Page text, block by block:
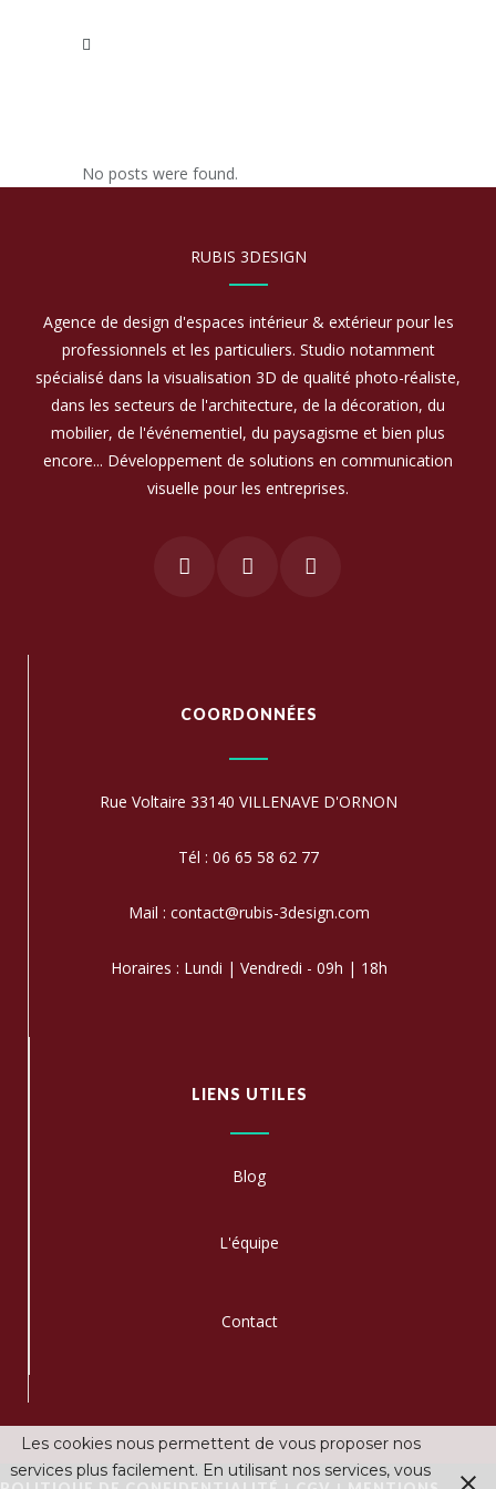
No posts were found.
RUBIS 3DESIGN
Agence de design d'espaces intérieur & extérieur pour les
professionnels et les particuliers. Studio notamment
spécialisé dans la visualisation 3D de qualité photo-réaliste,
dans les secteurs de l'architecture, de la décoration, du
mobilier, de l'événementiel, du paysagisme et bien plus
encore... Développement de solutions en communication
visuelle pour les entreprises.
COORDONNÉES
Rue Voltaire 33140 VILLENAVE D'ORNON
Tél : 06 65 58 62 77
Mail : contact@rubis-3design.com
Horaires : Lundi | Vendredi - 09h | 18h
LIENS UTILES
Blog
L'équipe
Contact
Les cookies nous permettent de vous proposer nos
services plus facilement. En utilisant nos services, vous